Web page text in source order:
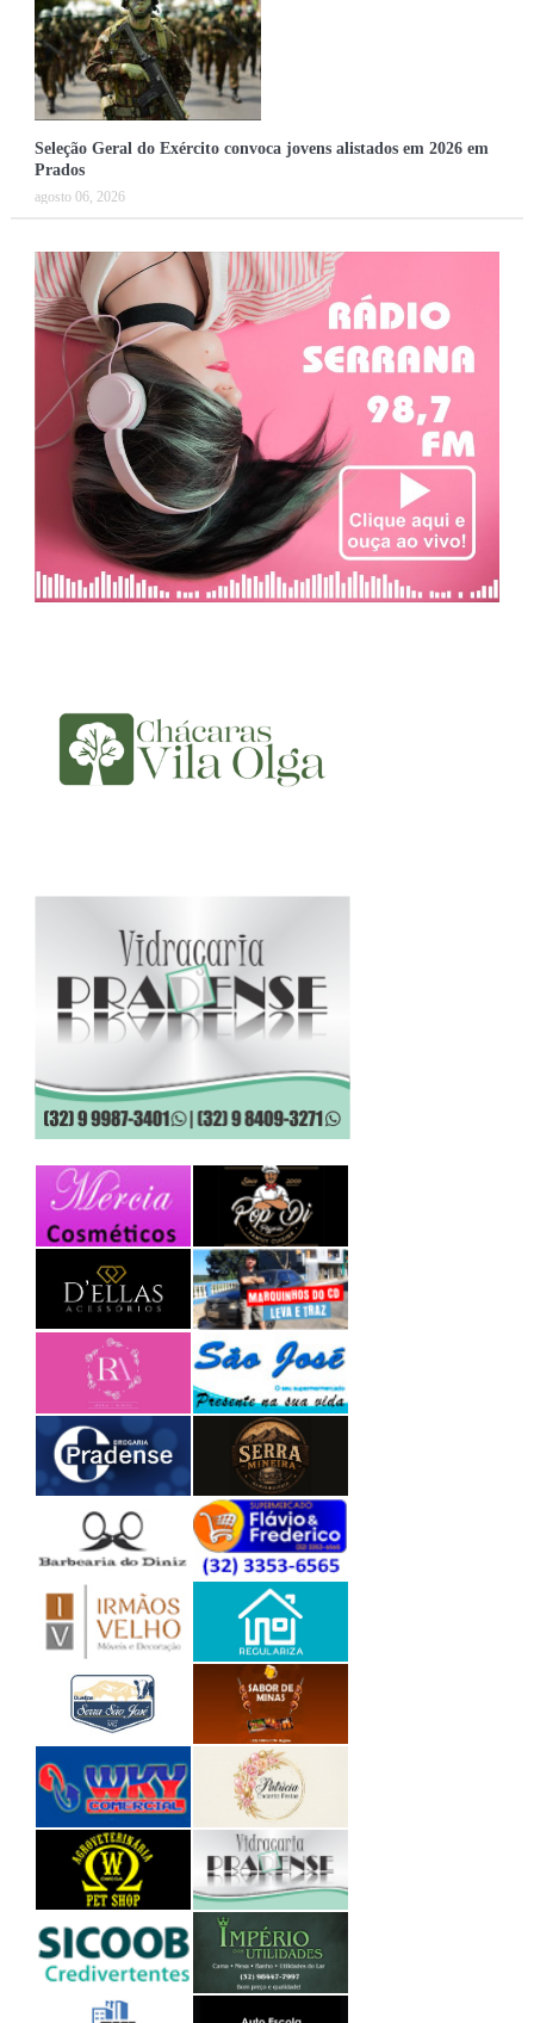
Seleção Geral do Exército convoca jovens alistados em 2026 em
Prados
agosto 06, 2026